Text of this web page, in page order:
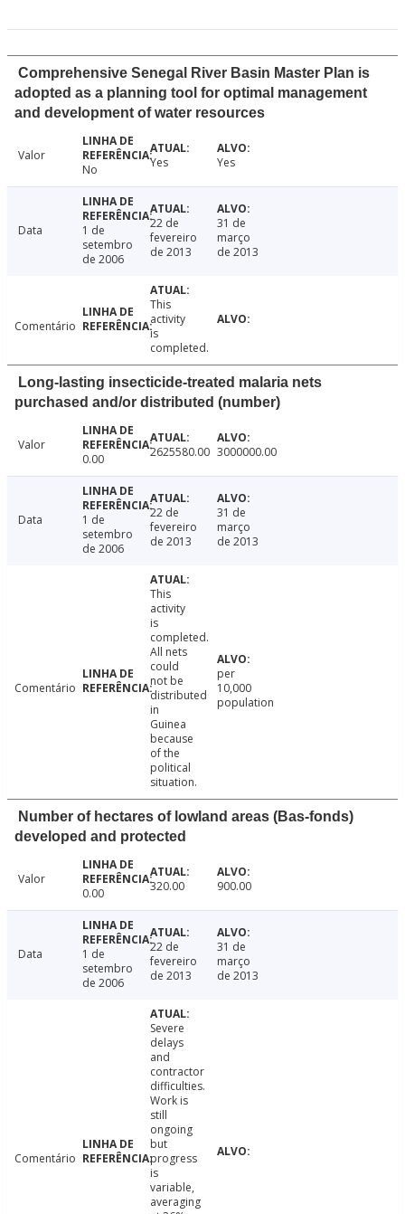
Comprehensive Senegal River Basin Master Plan is
adopted as a planning tool for optimal management
and development of water resources
Valor
No
Yes Yes
Data
1 de
setembro
de 2006
22 de
fevereiro
de 2013
31 de
março
de 2013
Comentário
This
activity
is
completed.
Long-lasting insecticide-treated malaria nets
purchased and/or distributed (number)
Valor
0.00
2625580.00 3000000.00
Data
1 de
setembro
de 2006
22 de
fevereiro
de 2013
31 de
março
de 2013
Comentário
This
activity
is
completed.
All nets
could
not be
distributed
in
Guinea
because
of the
political
situation.
per
10,000
population
Number of hectares of lowland areas (Bas-fonds)
developed and protected
Valor
0.00
320.00 900.00
Data
1 de
setembro
de 2006
22 de
fevereiro
de 2013
31 de
março
de 2013
Comentário
Severe
delays
and
contractor
difficulties.
Work is
still
ongoing
but
progress
is
variable,
averaging